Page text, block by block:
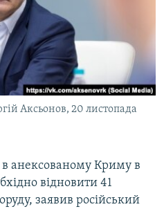
Аксьонов, 20 листопада
анексованому Криму в
відновити 41
заявив російський